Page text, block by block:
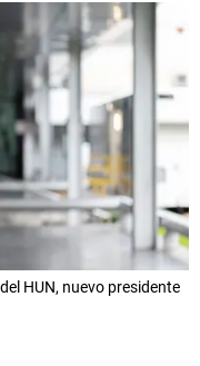
HUN, nuevo presidente